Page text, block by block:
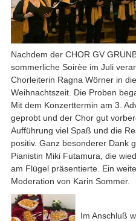
Nachdem der CHOR GV
sommerliche Soirèe im Juli
Chorleiterin Ragna Wörner in
Weihnachtszeit. Die Proben
Mit dem Konzerttermin am 3.
geprobt und der Chor gut
Aufführung viel Spaß und die
positiv. Ganz besonderer Dank
Pianistin Miki Futamura, die
am Flügel präsentierte. Ein
Moderation von Karin Sommer.
Im Anschluß